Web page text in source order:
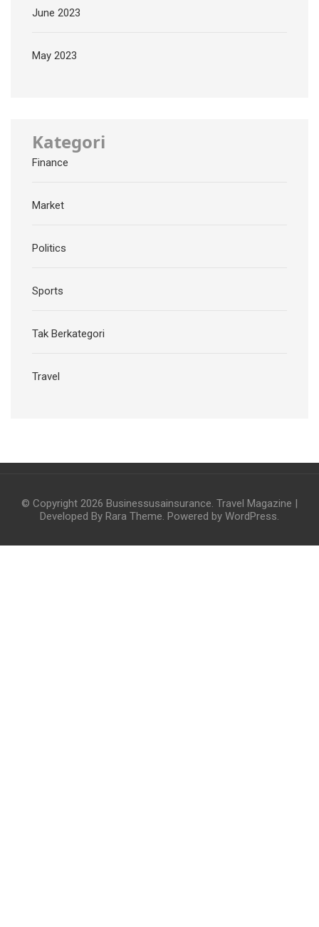
June 2023
May 2023
Kategori
Finance
Market
Politics
Sports
Tak Berkategori
Travel
© Copyright 2026 Businessusainsurance. Travel Magazine |
Developed By Rara Theme. Powered by WordPress.